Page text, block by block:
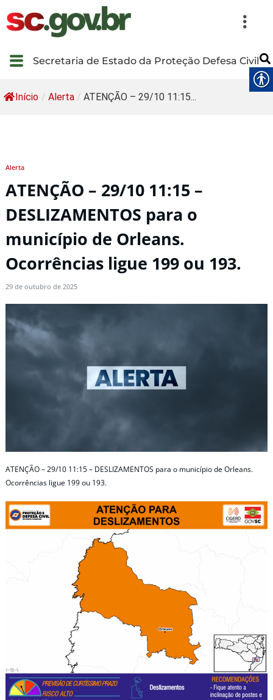
Secretaria de Estado da Proteção Defesa Civil
Início / Alerta / ATENÇÃO – 29/10 11:15...
Alerta
ATENÇÃO – 29/10 11:15 –
DESLIZAMENTOS para o
município de Orleans.
Ocorrências ligue 199 ou 193.
29 de outubro de 2025
ATENÇÃO – 29/10 11:15 – DESLIZAMENTOS para o município de Orleans.
Ocorrências ligue 199 ou 193.